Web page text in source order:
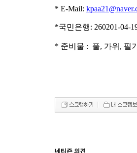
* E-Mail:
*국민은행: 260201-04-
* 준비물 : 풀, 가위, 필
네티즌 의견